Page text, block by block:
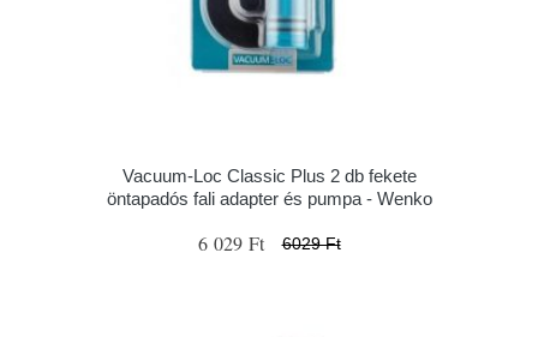
Vacuum-Loc Classic Plus 2 db fekete
öntapadós fali adapter és pumpa - Wenko
6 029 Ft 6029 Ft